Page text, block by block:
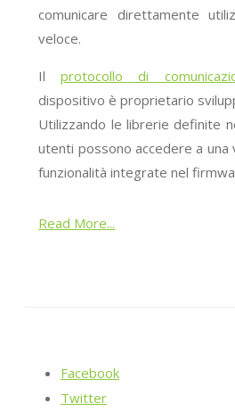
comunicare direttamente
veloce.
Ilprotocollo di
dispositivo è proprietario
Utilizzando le librerie definite
utenti possono accedere a una
funzionalità integrate nel
Read More...
Facebook
Twitter